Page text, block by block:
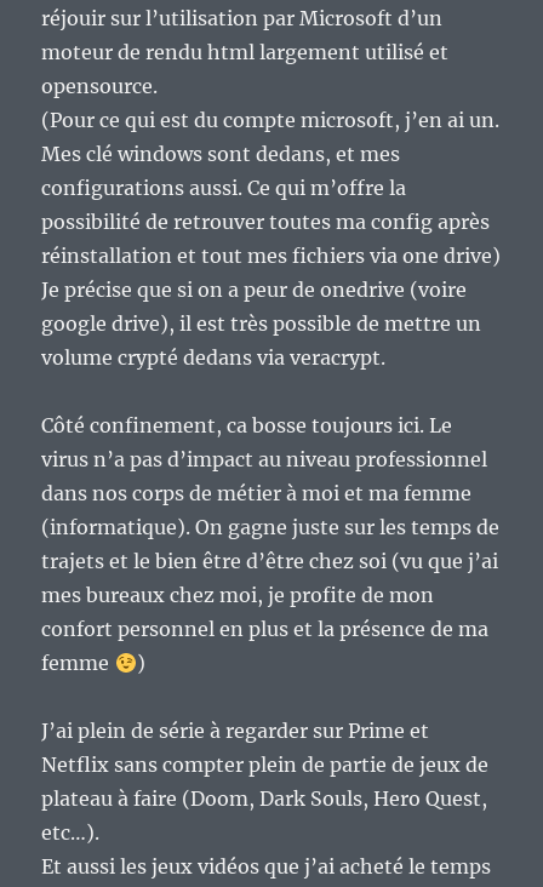
réjouir sur l’utilisation par Microsoft d’un
moteur de rendu html largement utilisé et
opensource.
(Pour ce qui est du compte microsoft, j’en ai un.
Mes clé windows sont dedans, et mes
configurations aussi. Ce qui m’offre la
possibilité de retrouver toutes ma config après
réinstallation et tout mes fichiers via one drive)
Je précise que si on a peur de onedrive (voire
google drive), il est très possible de mettre un
volume crypté dedans via veracrypt.
Côté confinement, ca bosse toujours ici. Le
virus n’a pas d’impact au niveau professionnel
dans nos corps de métier à moi et ma femme
(informatique). On gagne juste sur les temps de
trajets et le bien être d’être chez soi (vu que j’ai
mes bureaux chez moi, je profite de mon
confort personnel en plus et la présence de ma
femme
)
J’ai plein de série à regarder sur Prime et
Netflix sans compter plein de partie de jeux de
plateau à faire (Doom, Dark Souls, Hero Quest,
etc…).
Et aussi les jeux vidéos que j’ai acheté le temps